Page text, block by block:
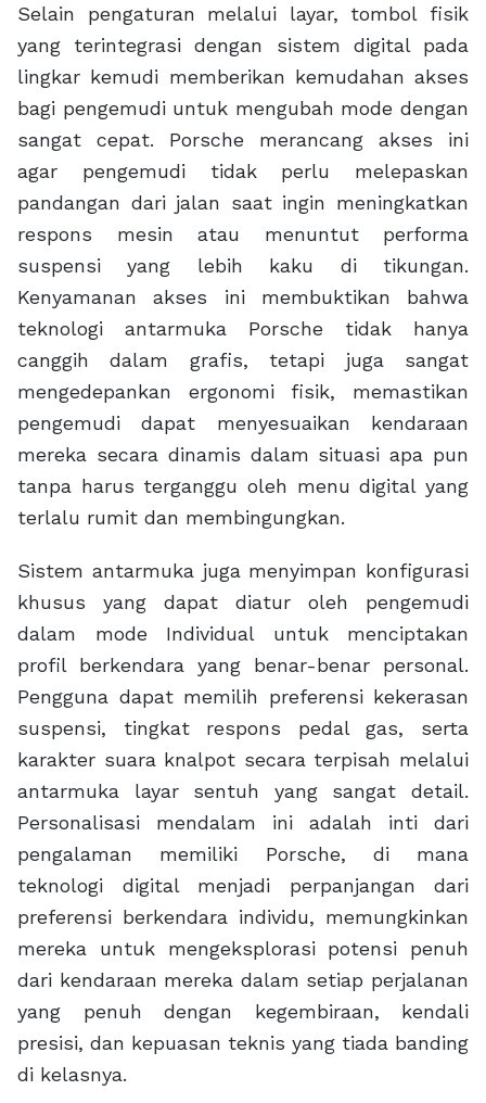
Selain pengaturan melalui layar, tombol fisik
yang terintegrasi dengan sistem digital pada
lingkar kemudi memberikan kemudahan akses
bagi pengemudi untuk mengubah mode dengan
sangat cepat. Porsche merancang akses ini
agar pengemudi tidak perlu melepaskan
pandangan dari jalan saat ingin meningkatkan
respons mesin atau menuntut performa
suspensi yang lebih kaku di tikungan.
Kenyamanan akses ini membuktikan bahwa
teknologi antarmuka Porsche tidak hanya
canggih dalam grafis, tetapi juga sangat
mengedepankan ergonomi fisik, memastikan
pengemudi dapat menyesuaikan kendaraan
mereka secara dinamis dalam situasi apa pun
tanpa harus terganggu oleh menu digital yang
terlalu rumit dan membingungkan.
Sistem antarmuka juga menyimpan konfigurasi
khusus yang dapat diatur oleh pengemudi
dalam mode Individual untuk menciptakan
profil berkendara yang benar-benar personal.
Pengguna dapat memilih preferensi kekerasan
suspensi, tingkat respons pedal gas, serta
karakter suara knalpot secara terpisah melalui
antarmuka layar sentuh yang sangat detail.
Personalisasi mendalam ini adalah inti dari
pengalaman memiliki Porsche, di mana
teknologi digital menjadi perpanjangan dari
preferensi berkendara individu, memungkinkan
mereka untuk mengeksplorasi potensi penuh
dari kendaraan mereka dalam setiap perjalanan
yang penuh dengan kegembiraan, kendali
presisi, dan kepuasan teknis yang tiada banding
di kelasnya.